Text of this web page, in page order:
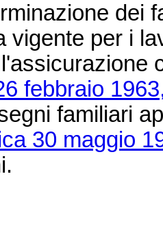
dei
vigente per i
febbraio
familiari
30 maggio